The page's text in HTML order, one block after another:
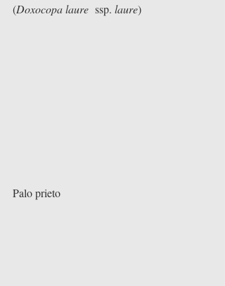
(Doxocopa laure ssp. laure)
Palo prieto